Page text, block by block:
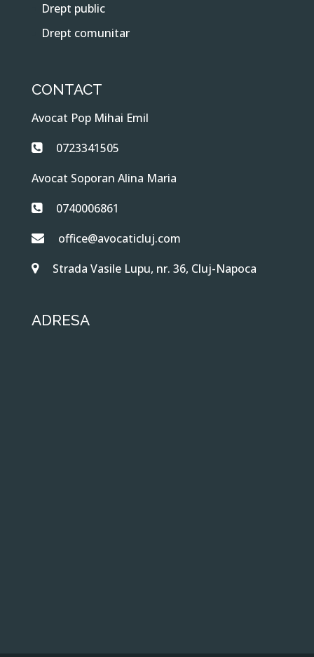
Drept public
Drept comunitar
CONTACT
Avocat Pop Mihai Emil
0723341505
Avocat Soporan Alina Maria
0740006861
office@avocaticluj.com
Strada Vasile Lupu, nr. 36, Cluj-Napoca
ADRESA